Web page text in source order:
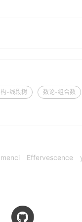
-线段树 数论-组合数
menci Effervescence